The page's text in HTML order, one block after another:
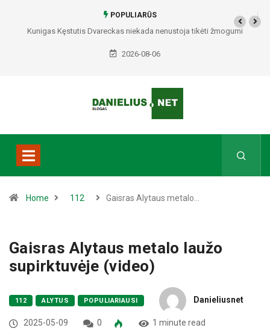
POPULIARŪS
Kunigas Kęstutis Dvareckas niekada nenustoja tikėti žmogumi
2026-08-06
Home 112 Gaisras Alytaus metalo…
Gaisras Alytaus metalo laužo
supirktuvėje (video)
112 ALYTUS POPULIARIAUSI Danieliusnet
2025-05-09 0 1 minute read